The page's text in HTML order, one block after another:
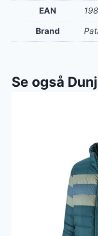
EAN
Brand
Se også